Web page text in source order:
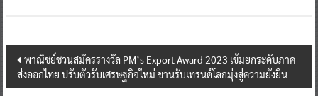
Post
navigation
พาณิชย์ชวนสมัครรางวัล PM’s Export Award 2023 เข้มยกระดับภาค
ส่งออกไทย ปรับตัวรับเศรษฐกิจใหม่ ขานรับเทรนด์โลกมุ่งสู่ความยั่งยืน